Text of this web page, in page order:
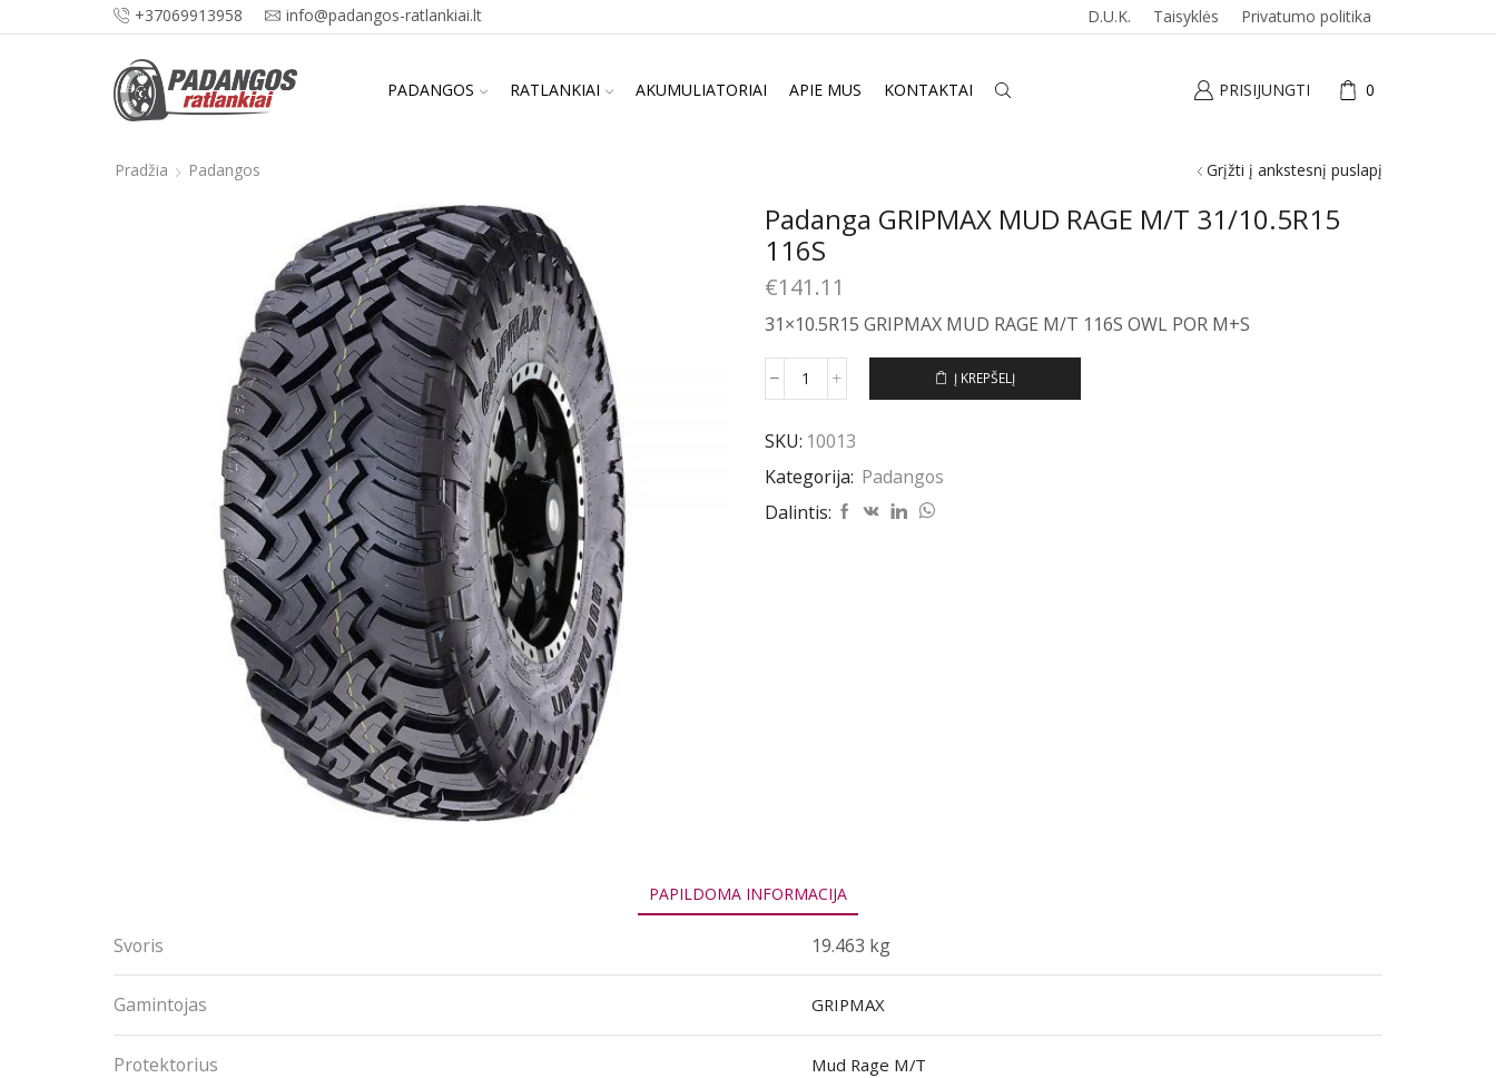
+37069913958 info@padangos-ratlankiai.lt D.U.K. Taisyklės Privatumo politika
PADANGOS RATLANKIAI AKUMULIATORIAI APIE MUS KONTAKTAI PRISIJUNGTI 0
Pradžia Padangos Grįžti į ankstesnį puslapį
Padanga GRIPMAX MUD RAGE M/T 31/10.5R15
116S
€141.11
31×10.5R15 GRIPMAX MUD RAGE M/T 116S OWL POR M+S
produkto
Padanga
GRIPMAX
MUD
RAGE
M/T
Į KREPŠELĮ
SKU: 10013
Kategorija: Padangos
Dalintis:
PAPILDOMA INFORMACIJA
Svoris 19.463 kg
Gamintojas GRIPMAX
Protektorius Mud Rage M/T